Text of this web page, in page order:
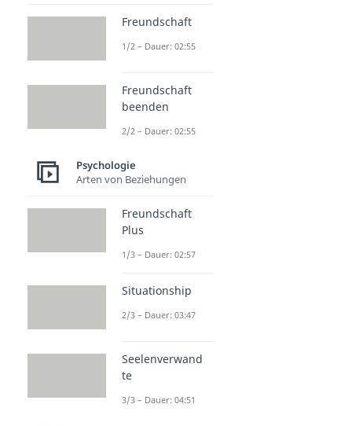
Freundschaft
1/2 – Dauer: 02:55
Freundschaft
beenden
2/2 – Dauer: 02:55
Psychologie
Arten von Beziehungen
Freundschaft
Plus
1/3 – Dauer: 02:57
Situationship
2/3 – Dauer: 03:47
Seelenverwand
te
3/3 – Dauer: 04:51